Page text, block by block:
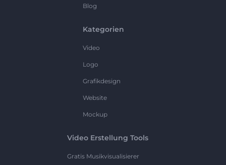
Blog
Kategorien
Video
Logo
Grafikdesign
Website
Mockup
Video Erstellung Tools
Gratis Musikvisualisierer